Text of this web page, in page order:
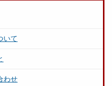
いて
わせ